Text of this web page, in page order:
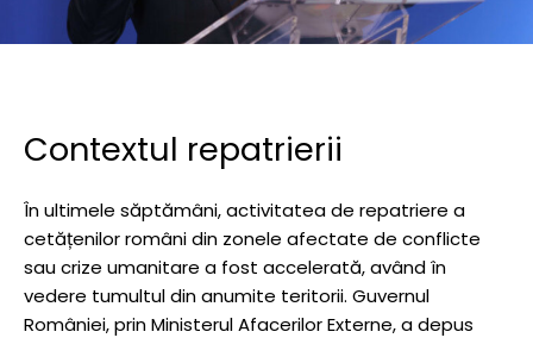
Contextul repatrierii
În ultimele săptămâni, activitatea de repatriere a
cetățenilor români din zonele afectate de conflicte
sau crize umanitare a fost accelerată, având în
vedere tumultul din anumite teritorii. Guvernul
României, prin Ministerul Afacerilor Externe, a depus